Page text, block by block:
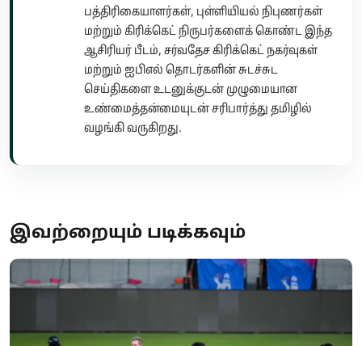
பத்திரிகையாளர்கள், புள்ளியியல் நிபுணர்கள்
மற்றும் கிரிக்கெட் நிருபர்களைக் கொண்ட இந்த
ஆசிரியர் பீடம், சர்வதேச கிரிக்கெட் நகர்வுகள்
மற்றும் ஐபிஎல் தொடர்களின் சுடச்சுட
செய்திகளை உடனுக்குடன் முழுமையான
உண்மைத்தன்மையுடன் சரிபார்த்து தமிழில்
வழங்கி வருகிறது.
இவற்றையும் படிக்கவும்